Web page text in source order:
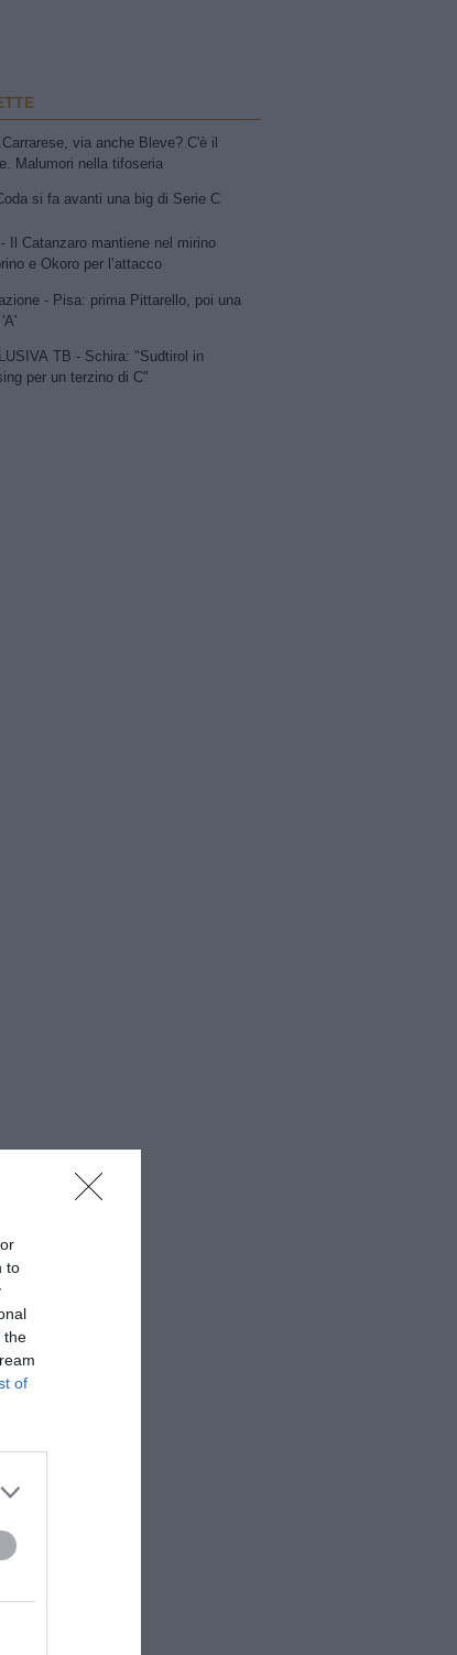
to
the
of
via anche Bleve? C'è il
Malumori nella tifoseria
si fa avanti una big di Serie C
Il Catanzaro mantiene nel mirino
e Okoro per l’attacco
- Pisa: prima Pittarello, poi una
TB - Schira: "Sudtirol in
per un terzino di C"